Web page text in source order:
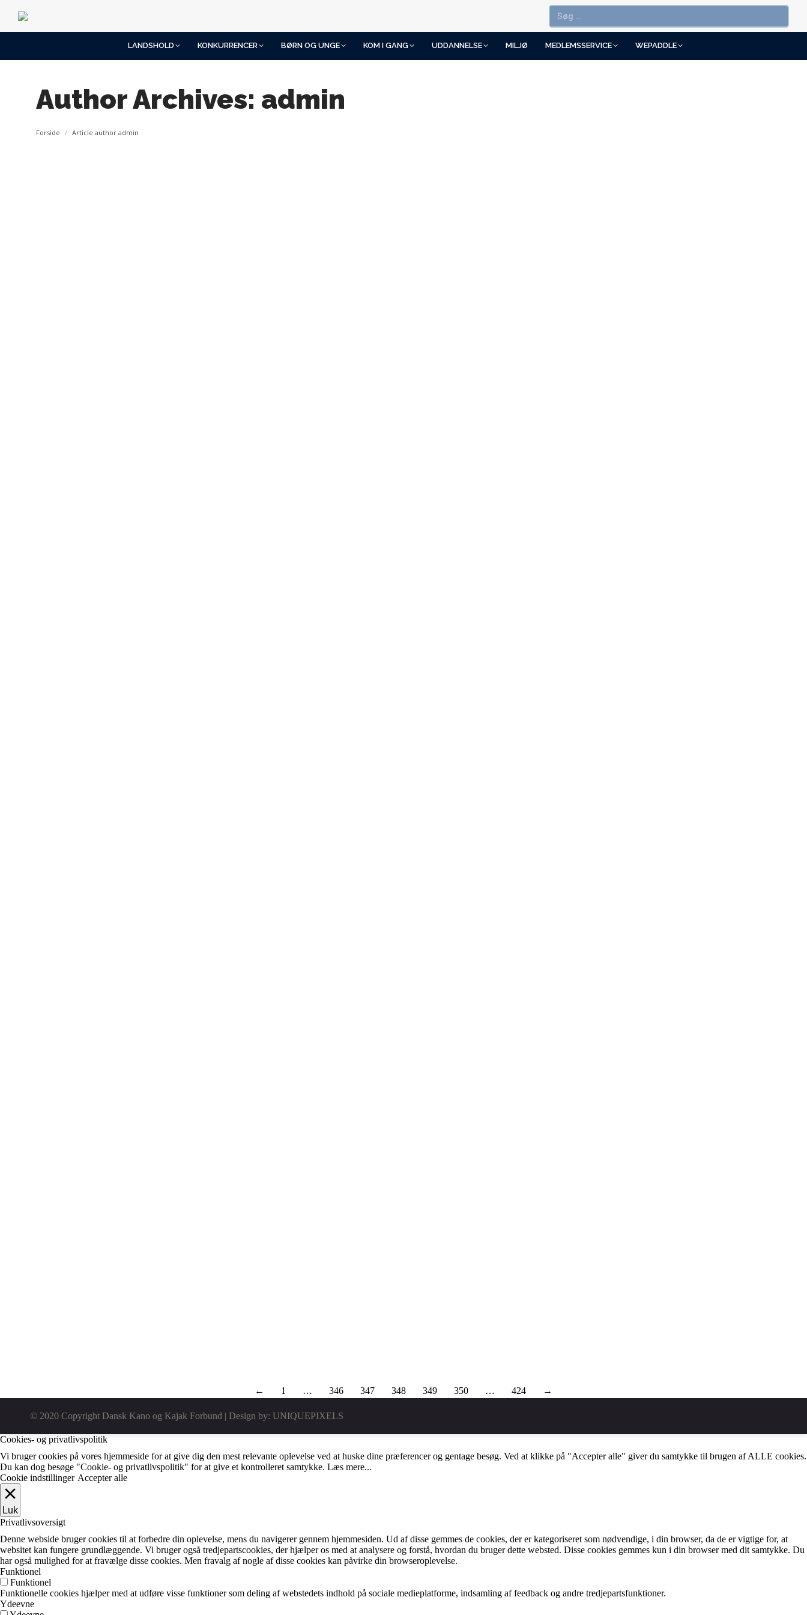
LANDSHOLD KONKURRENCER BØRN OG UNGE KOM I GANG UDDANNELSE MILJØ MEDLEMSSERVICE WEPADDLE
Author Archives: admin
Forside Article author admin
← 1 … 346 347 348 349 350 … 424 →
© 2020 Copyright Dansk Kano og Kajak Forbund | Design by: UNIQUEPIXELS
Cookies- og privatlivspolitik
Vi bruger cookies på vores hjemmeside for at give dig den mest relevante oplevelse ved at huske dine præferencer og gentage besøg. Ved at klikke på "Accepter alle" giver du samtykke til brugen af ​​ALLE cookies.
Du kan dog besøge "Cookie- og privatlivspolitik" for at give et kontrolleret samtykke. Læs mere...
Cookie indstillinger Accepter alle
Luk
Privatlivsoversigt
Denne webside bruger cookies til at forbedre din oplevelse, mens du navigerer gennem hjemmesiden. Ud af disse gemmes de cookies, der er kategoriseret som nødvendige, i din browser, da de er vigtige for, at
websitet kan fungere grundlæggende. Vi bruger også tredjepartscookies, der hjælper os med at analysere og forstå, hvordan du bruger dette websted. Disse cookies gemmes kun i din browser med dit samtykke. Du
har også mulighed for at fravælge disse cookies. Men fravalg af nogle af disse cookies kan påvirke din browseroplevelse.
Funktionel
Funktionel
Funktionelle cookies hjælper med at udføre visse funktioner som deling af webstedets indhold på sociale medieplatforme, indsamling af feedback og andre tredjepartsfunktioner.
Ydeevne